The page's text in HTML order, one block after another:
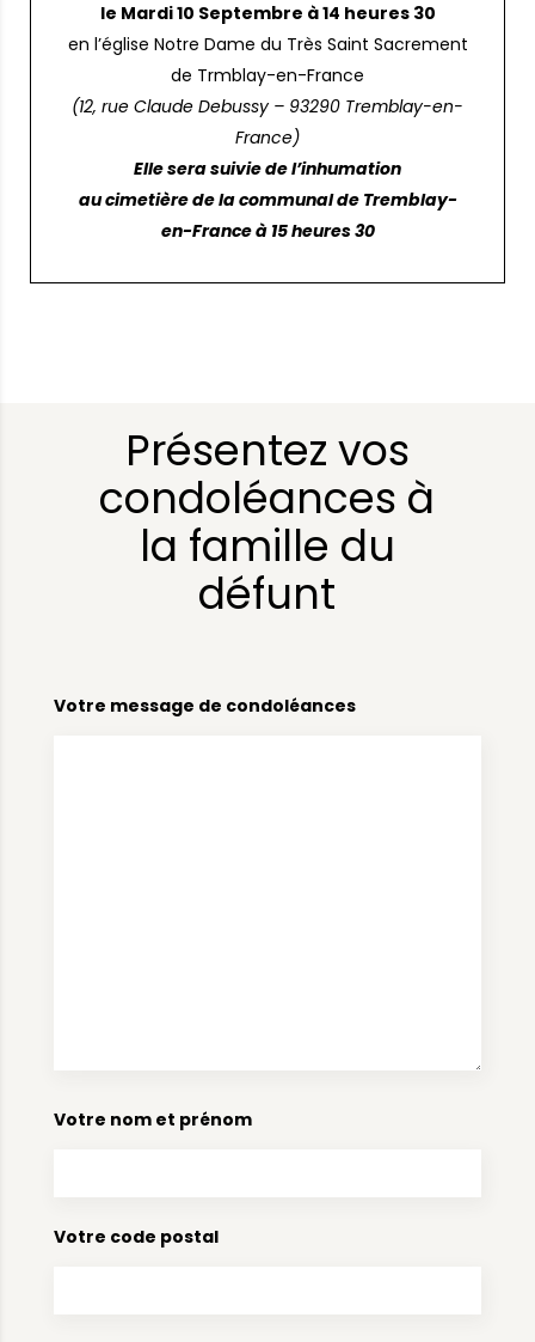
le Mardi 10 Septembre à 14 heures 30
en l’église Notre Dame du Très Saint Sacrement
de Trmblay-en-France
(12, rue Claude Debussy – 93290 Tremblay-en-
France)
Elle sera suivie de l’inhumation
au cimetière de la communal de Tremblay-
en-France à 15 heures 30
Présentez vos
condoléances à
la famille du
défunt
Votre message de condoléances
Votre nom et prénom
Votre code postal